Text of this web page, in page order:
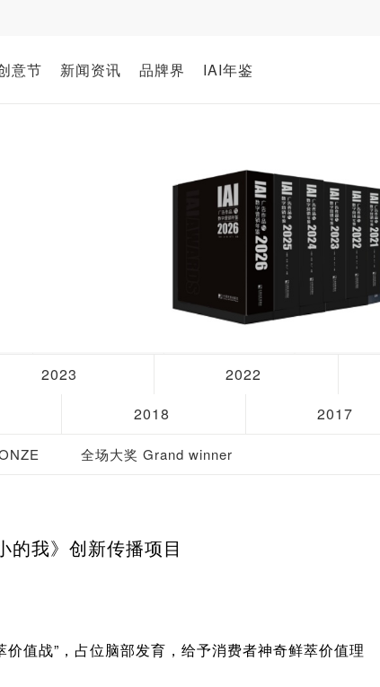
意节 新闻资讯 品牌界 IAI年鉴
2023 2022
2018 2017
全场大奖 Grand winner
的我》创新传播项目
值战”，占位脑部发育，给予消费者神奇鲜萃价值理